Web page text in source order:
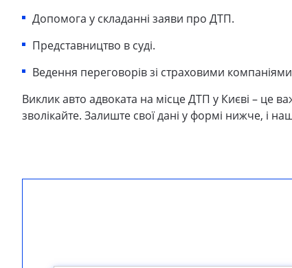
Допомога у складанні заяви про ДТП.
Представництво в суді.
Ведення переговорів зі страховими
Виклик авто адвоката на місце ДТП у Києві – це
зволікайте. Залиште свої дані у формі нижче, і